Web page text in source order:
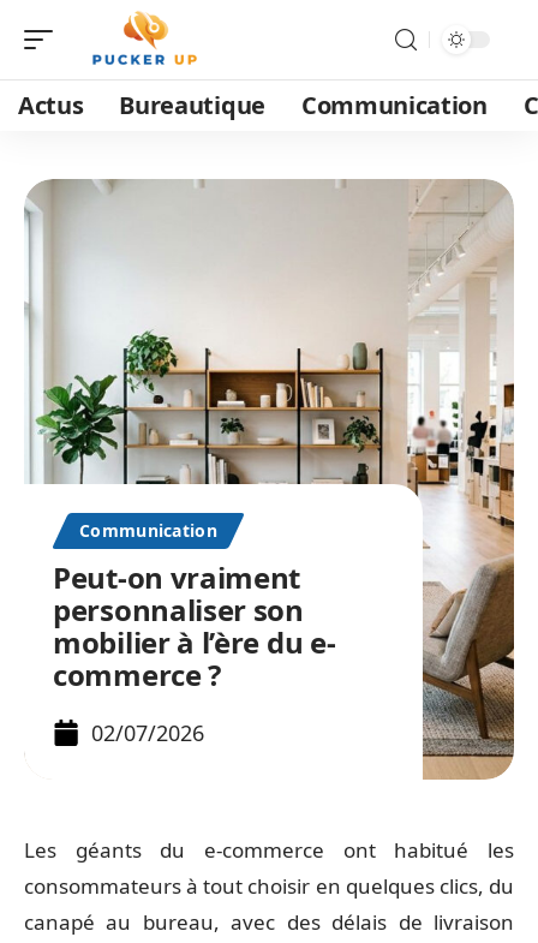
Actus Bureautique Communication
Communication
Peut-on vraiment
personnaliser son
mobilier à l’ère du e-
commerce ?
02/07/2026
Les géants du e-commerce ont habitué les
consommateurs à tout choisir en quelques clics, du
canapé au bureau, avec des délais de livraison